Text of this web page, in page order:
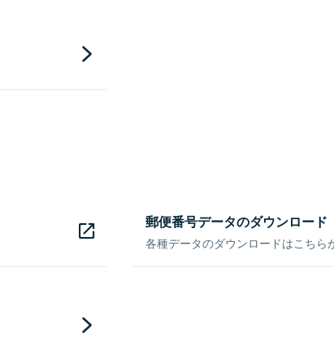
郵便番号データのダウンロード
各種データのダウンロードはこちら